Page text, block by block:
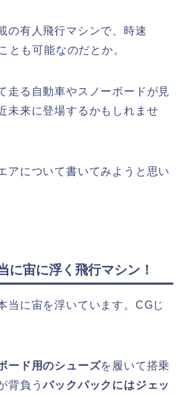
の有人飛行マシンで、時速
とも可能なのだとか。
走る自動車やスノーボードが見
未来に登場するかもしれませ
アについて書いてみようと思い
に宙に浮く飛行マシン！
当に宙を浮いています。CGじ
ード用のシューズを履いて搭乗
背負うバックパックにはジェッ